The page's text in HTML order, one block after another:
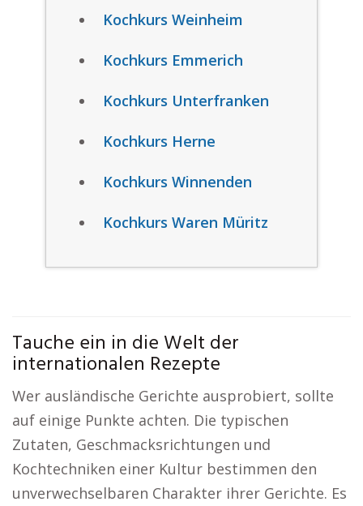
Kochkurs Weinheim
Kochkurs Emmerich
Kochkurs Unterfranken
Kochkurs Herne
Kochkurs Winnenden
Kochkurs Waren Müritz
Tauche ein in die Welt der
internationalen Rezepte
Wer ausländische Gerichte ausprobiert, sollte
auf einige Punkte achten. Die typischen
Zutaten, Geschmacksrichtungen und
Kochtechniken einer Kultur bestimmen den
unverwechselbaren Charakter ihrer Gerichte. Es